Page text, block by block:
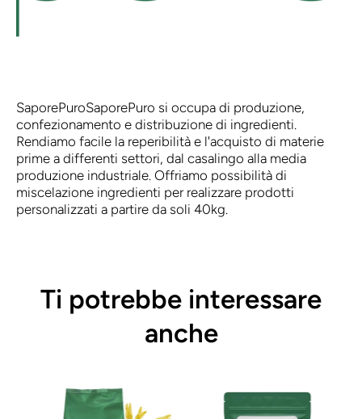
SaporePuroSaporePuro si occupa di produzione,
confezionamento e distribuzione di ingredienti.
Rendiamo facile la reperibilità e l'acquisto di materie
prime a differenti settori, dal casalingo alla media
produzione industriale. Offriamo possibilità di
miscelazione ingredienti per realizzare prodotti
personalizzati a partire da soli 40kg.
Ti potrebbe interessare
anche